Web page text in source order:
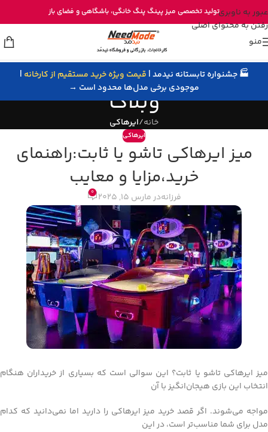
عبور به ناوبری
رفتن به محتوای اصلی
خرید مستقیم میز پینگ پنگ از تولیدی نیدمد
تولید تخصصی میز پینگ پنگ خانگی، باشگاهی و فضای باز
منو
🏭 جشنواره تابستانه نیدمد | قیمت ویژه خرید مستقیم از کارخانه |
موجودی برخی مدل‌ها محدود است →
وبلاگ
خانه/ایرهاکی
ایرهاکی
میز ایرهاکی تاشو یا ثابت:راهنمای
خرید،مزایا و معایب
فرزانهدر مارس 15, 2025 0
میز ایرهاکی تاشو یا ثابت؟ این سوالی است که بسیاری از خریداران هنگام
انتخاب این بازی هیجان‌انگیز با آن
مواجه می‌شوند. اگر قصد خرید میز ایرهاکی را دارید اما نمی‌دانید که کدام
مدل برای شما مناسب‌تر است، در این